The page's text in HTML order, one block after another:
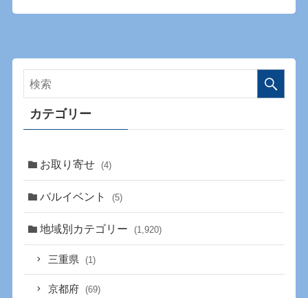
カテゴリー
お取り寄せ (4)
バルイベント (5)
地域別カテゴリー (1,920)
三重県 (1)
京都府 (69)